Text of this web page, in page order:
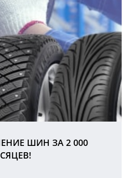
ШИН ЗА 2 000